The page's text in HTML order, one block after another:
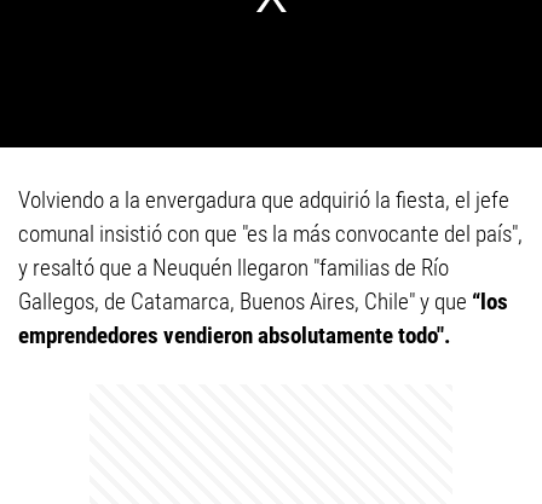
Volviendo a la envergadura que adquirió la fiesta, el jefe
comunal insistió con que "es la más convocante del país",
y resaltó que a Neuquén llegaron "familias de Río
Gallegos, de Catamarca, Buenos Aires, Chile" y que “los
emprendedores vendieron absolutamente todo".